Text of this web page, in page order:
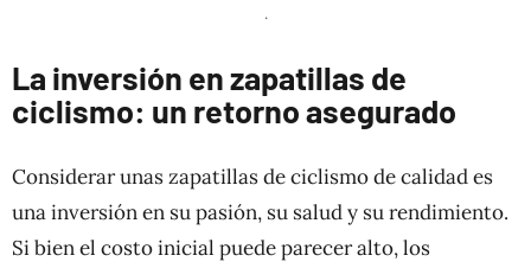
.
La inversión en zapatillas de
ciclismo: un retorno asegurado
Considerar unas zapatillas de ciclismo de calidad es
una inversión en su pasión, su salud y su rendimiento.
Si bien el costo inicial puede parecer alto, los